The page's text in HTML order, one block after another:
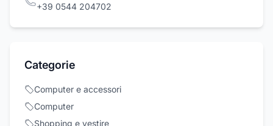
+39 0544 204702
Categorie
Computer e accessori
Computer
Shopping e vestire